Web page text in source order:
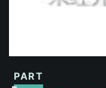
PART